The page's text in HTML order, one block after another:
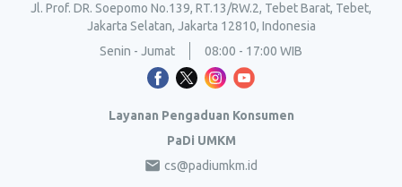
Jl. Prof. DR. Soepomo No.139, RT.13/RW.2, Tebet Barat, Tebet,
Jakarta Selatan, Jakarta 12810, Indonesia
Senin - Jumat
08:00 - 17:00 WIB
Layanan Pengaduan Konsumen
PaDi UMKM
cs@padiumkm.id